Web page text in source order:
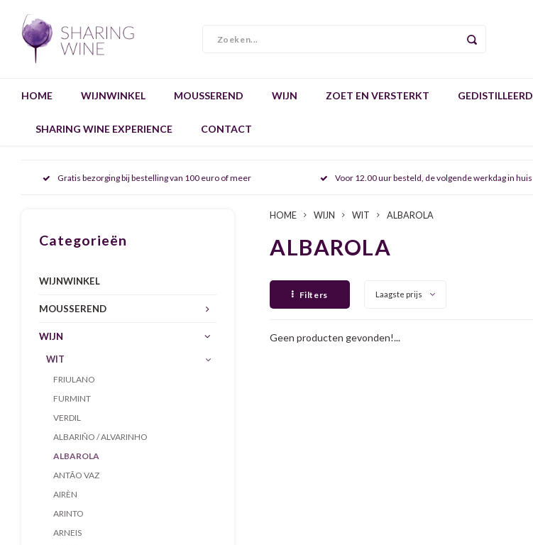
HOME WIJNWINKEL MOUSSEREND WIJN ZOET EN VERSTERKT GEDISTILLEERD
SHARING WINE EXPERIENCE CONTACT
Gratis bezorging bij bestelling van 100 euro of meer Voor 12.00 uur besteld, de volgende werkdag in huis
Categorieën
WIJNWINKEL
MOUSSEREND
WIJN
WIT
FRIULANO
FURMINT
VERDIL
ALBARIÑO / ALVARINHO
ALBAROLA
ANTÃO VAZ
AIRÈN
ARINTO
ARNEIS
HOME WIJN WIT ALBAROLA
ALBAROLA
Filters Laagste prijs
Geen producten gevonden!...